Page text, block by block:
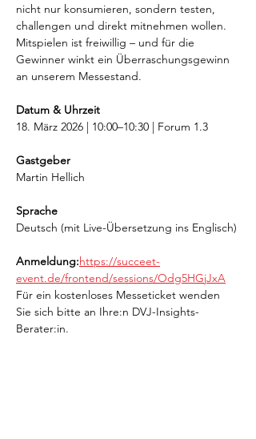
nicht nur konsumieren, sondern testen,
challengen und direkt mitnehmen wollen.
Mitspielen ist freiwillig – und für die
Gewinner winkt ein Überraschungsgewinn
an unserem Messestand.
Datum & Uhrzeit
18. März 2026 | 10:00–10:30 | Forum 1.3
Gastgeber
Martin Hellich
Sprache
Deutsch (mit Live-Übersetzung ins Englisch)
Anmeldung:https://succeet-
event.de/frontend/sessions/Odg5HGjJxA
Für ein kostenloses Messeticket wenden
Sie sich bitte an Ihre:n DVJ-Insights-
Berater:in.